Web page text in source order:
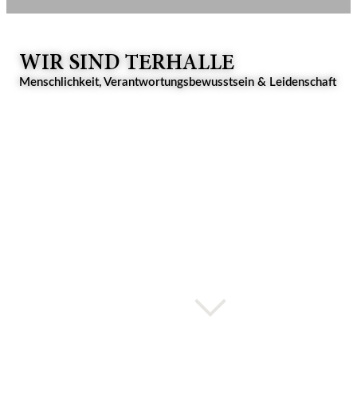
WIR SIND TERHALLE
Menschlichkeit, Verantwortungsbewusstsein & Leidenschaft